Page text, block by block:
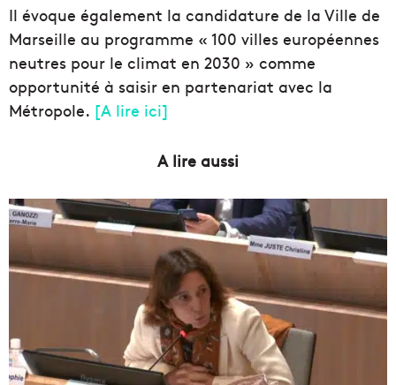
Il évoque également la candidature de la Ville de
Marseille au programme « 100 villes européennes
neutres pour le climat en 2030 » comme
opportunité à saisir en partenariat avec la
Métropole. [A lire ici]
A lire aussi